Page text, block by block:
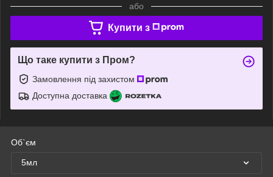
або
Купити з
Що таке купити з Пром?
Замовлення під захистом
Доступна доставка
Об`єм
5мл